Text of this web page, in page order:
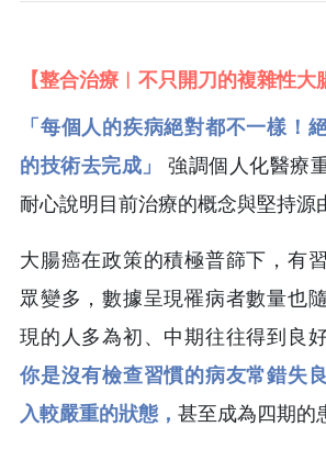
【整合治療︱不只開刀的複雜性大
「每個人的疾病絕對都不一樣！
的技術去完成」 強調個人化醫療
耐心說明目前治療的概念與堅持源
大腸癌在政策的積極普篩下，有
眾變多，數據呈現罹病者數量也
現的人多為初、中期往往得到良
你是沒有檢查習慣的病友常錯失
入較嚴重的狀態， 甚至成為四期的